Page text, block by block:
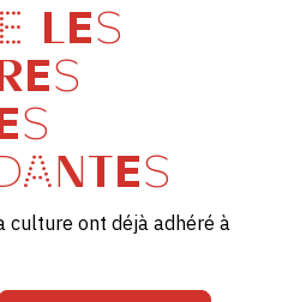
LES
culture ont déjà adhéré à